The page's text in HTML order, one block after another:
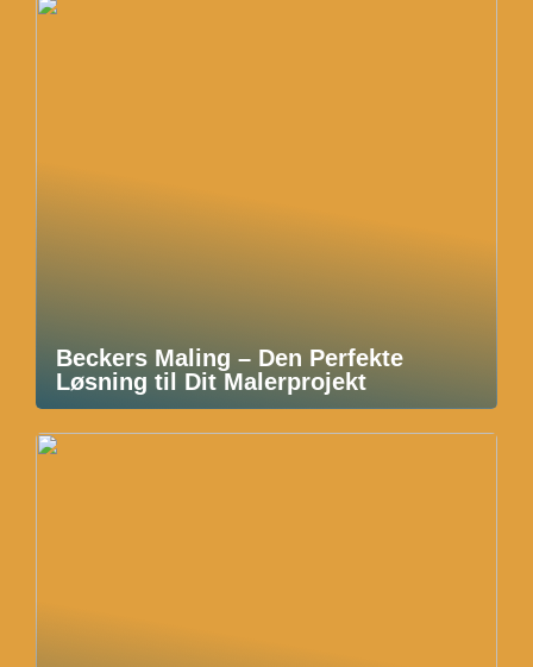
Beckers Maling – Den Perfekte
Løsning til Dit Malerprojekt